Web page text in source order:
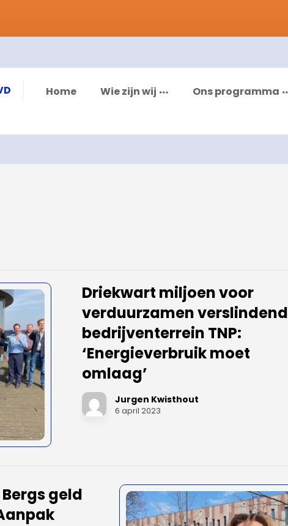
Home Wie zijn wij Ons programma
Driekwart miljoen voor
verduurzamen verslindend
bedrijventerrein TNP:
‘Energieverbruik moet
omlaag’
Jurgen Kwisthout
6 april 2023
geld